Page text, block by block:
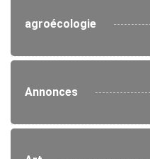
agroécologie
Annonces